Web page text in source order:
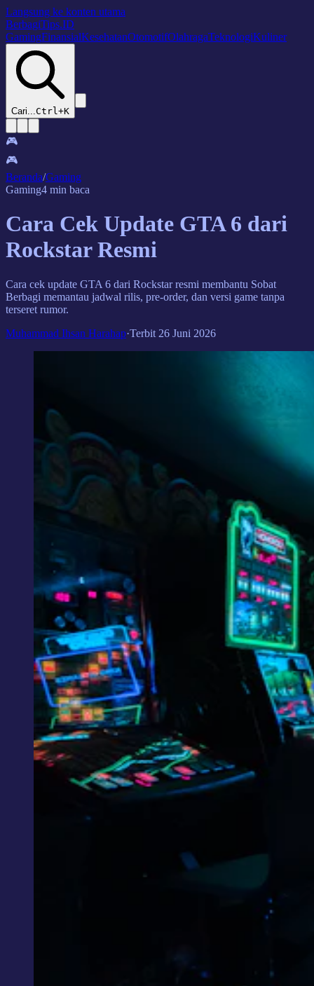
Langsung ke konten utama
BerbagiTips.ID
GamingFinansialKesehatanOtomotifOlahragaTeknologiKuliner
Cari...Ctrl+K
🎮
🎮
Beranda/Gaming
Gaming4 min baca
Cara Cek Update GTA 6 dari
Rockstar Resmi
Cara cek update GTA 6 dari Rockstar resmi membantu Sobat
Berbagi memantau jadwal rilis, pre-order, dan versi game tanpa
terseret rumor.
Muhammad Ihsan Harahap·Terbit 26 Juni 2026